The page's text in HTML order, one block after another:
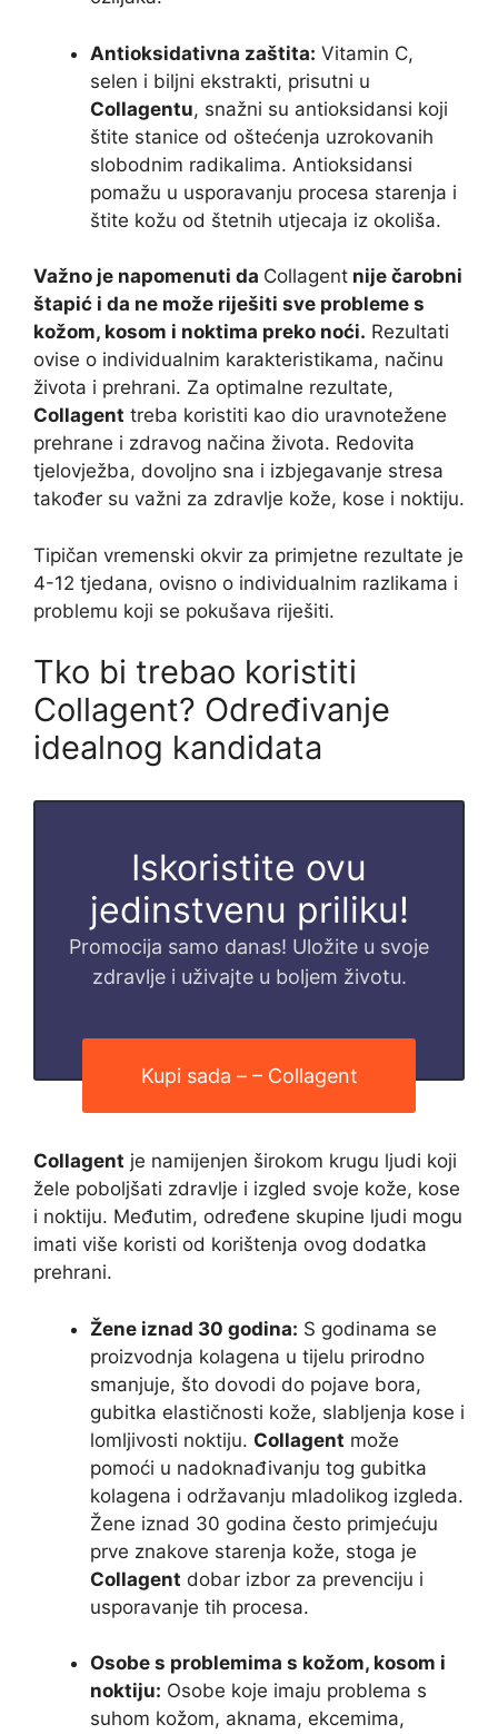
Antioksidativna zaštita: Vitamin C,
selen i biljni ekstrakti, prisutni u
Collagentu, snažni su antioksidansi koji
štite stanice od oštećenja uzrokovanih
slobodnim radikalima. Antioksidansi
pomažu u usporavanju procesa starenja i
štite kožu od štetnih utjecaja iz okoliša.
Važno je napomenuti da Collagent nije čarobni
štapić i da ne može riješiti sve probleme s
kožom, kosom i noktima preko noći. Rezultati
ovise o individualnim karakteristikama, načinu
života i prehrani. Za optimalne rezultate,
Collagent treba koristiti kao dio uravnotežene
prehrane i zdravog načina života. Redovita
tjelovježba, dovoljno sna i izbjegavanje stresa
također su važni za zdravlje kože, kose i noktiju.
Tipičan vremenski okvir za primjetne rezultate je
4-12 tjedana, ovisno o individualnim razlikama i
problemu koji se pokušava riješiti.
Tko bi trebao koristiti
Collagent? Određivanje
idealnog kandidata
Iskoristite ovu
jedinstvenu priliku!
Promocija samo danas! Uložite u svoje
zdravlje i uživajte u boljem životu.
Kupi sada – – Collagent
Collagent je namijenjen širokom krugu ljudi koji
žele poboljšati zdravlje i izgled svoje kože, kose
i noktiju. Međutim, određene skupine ljudi mogu
imati više koristi od korištenja ovog dodatka
prehrani.
Žene iznad 30 godina: S godinama se
proizvodnja kolagena u tijelu prirodno
smanjuje, što dovodi do pojave bora,
gubitka elastičnosti kože, slabljenja kose i
lomljivosti noktiju. Collagent može
pomoći u nadoknađivanju tog gubitka
kolagena i održavanju mladolikog izgleda.
Žene iznad 30 godina često primjećuju
prve znakove starenja kože, stoga je
Collagent dobar izbor za prevenciju i
usporavanje tih procesa.
Osobe s problemima s kožom, kosom i
noktiju: Osobe koje imaju problema s
suhom kožom, aknama, ekcemima,